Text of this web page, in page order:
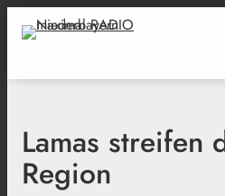
Lamas streifen
Region